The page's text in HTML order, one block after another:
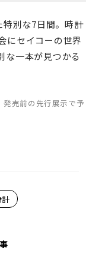
別な7日間。時計
にセイコーの世界
一本が見つかる
売前の先行展示で予